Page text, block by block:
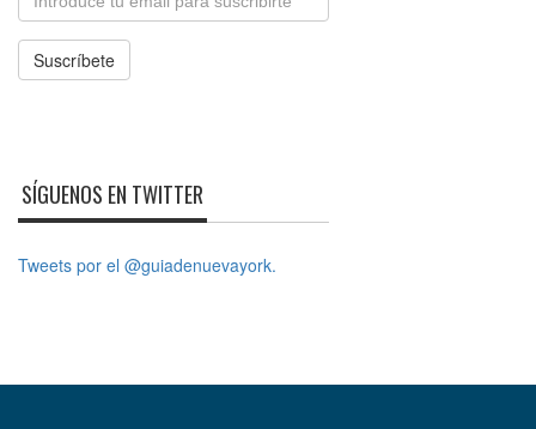
Suscríbete
SÍGUENOS EN TWITTER
Tweets por el @guiadenuevayork.